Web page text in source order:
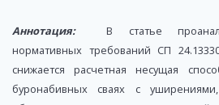
Аннотация:В статье
нормативных требований СП
снижается расчетная несущая
буронабивных сваях с